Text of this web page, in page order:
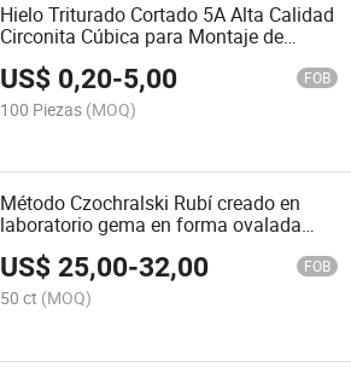
Hielo Triturado Cortado 5A Alta Calidad
Circonita Cúbica para Montaje de
US$ 0,20-5,00 FOB
100 Piezas (MOQ)
Método Czochralski Rubí creado en
laboratorio gema en forma ovalada
para ajuste de joyería
US$25,00-32,00 FOB
50 ct (MOQ)